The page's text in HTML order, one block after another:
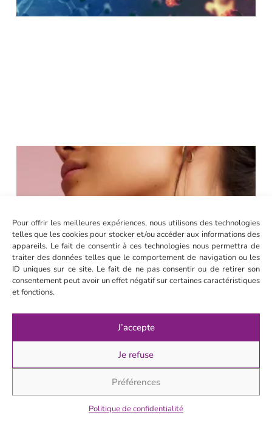
Pour offrir les meilleures expériences, nous utilisons des technologies
telles que les cookies pour stocker et/ou accéder aux informations des
appareils. Le fait de consentir à ces technologies nous permettra de
traiter des données telles que le comportement de navigation ou les
ID uniques sur ce site. Le fait de ne pas consentir ou de retirer son
consentement peut avoir un effet négatif sur certaines caractéristiques
et fonctions.
J’accepte
Je refuse
Préférences
Politique de confidentialité